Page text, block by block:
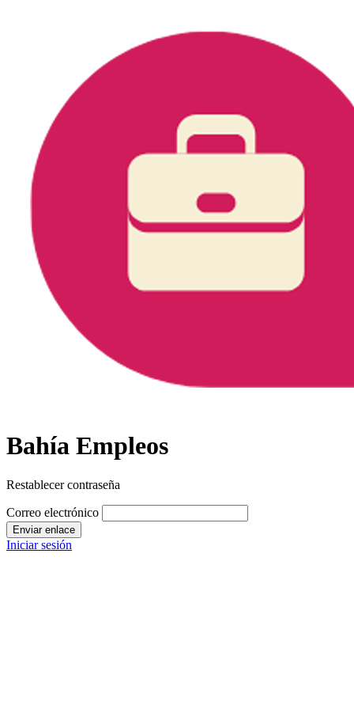
Bahía Empleos
Restablecer contraseña
Correo electrónico
Enviar enlace
Iniciar sesión